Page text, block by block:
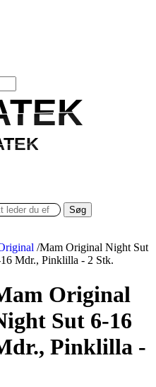
Søg
/Mam Original Night Sut
Mdr., Pinklilla - 2 Stk.
Original
Sut 6-16
Pinklilla -